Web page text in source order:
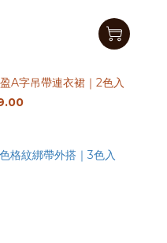
A字吊帶連衣裙｜2色入